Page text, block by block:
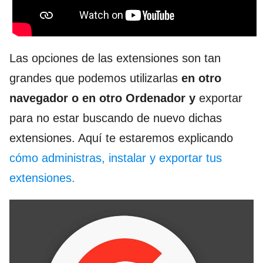
Las opciones de las extensiones son tan
grandes que podemos utilizarlas en otro
navegador o en otro Ordenador y exportar
para no estar buscando de nuevo dichas
extensiones. Aquí te estaremos explicando
cómo administras, instalar y exportar tus
extensiones.